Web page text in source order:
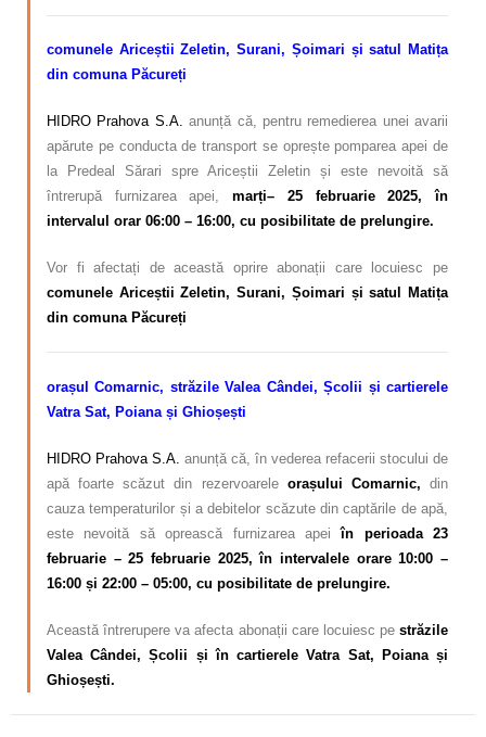
comunele Ariceștii Zeletin, Surani, Șoimari și satul Matița
din comuna Păcureți
HIDRO Prahova S.A. anunță că, pentru remedierea unei avarii
apărute pe conducta de transport se oprește pomparea apei de
la Predeal Sărari spre Ariceștii Zeletin și
este nevoită să
întrerupă furnizarea apei,marți– 25 februarie 2025, în
intervalul orar 06:00 – 16:00, cu posibilitate de prelungire.
Vor fi afectați de această oprire abonații care locuiesc pe
comunele Ariceștii Zeletin, Surani, Șoimari și satul Matița
din comuna Păcureți
orașul Comarnic, străzile Valea Cândei, Școlii și cartierele
Vatra Sat, Poiana și Ghioșești
HIDRO Prahova S.A. anunță că, în vederea refacerii stocului de
apă foarte scăzut din rezervoarele orașului Comarnic,din
cauza temperaturilor și a debitelor scăzute din captările de apă,
este nevoită să oprească furnizarea apeiîn perioada 23
februarie – 25 februarie 2025, în intervalele orare 10:00 –
16:00 și 22:00 – 05:00, cu posibilitate de prelungire.
Această întrerupere va afecta abonații care locuiesc pe străzile
Valea Cândei, Școlii șiîn cartierele Vatra Sat, Poiana și
Ghioșești.